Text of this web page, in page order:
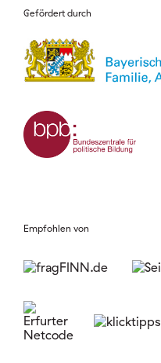
Gefördert durch
Empfohlen von